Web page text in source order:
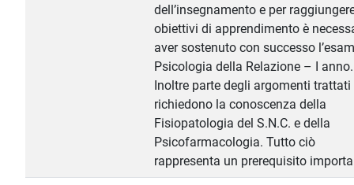
dell’insegnamento e per
obiettivi di apprendimento è
aver sostenuto con successo
Psicologia della Relazione – I anno.
Inoltre parte degli argomenti trattati
richiedono la conoscenza della
Fisiopatologia del S.N.C. e della
Psicofarmacologia. Tutto ciò
rappresenta un prerequisito